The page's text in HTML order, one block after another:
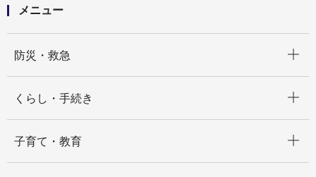
メニュー
防災・救急
くらし・手続き
子育て・教育